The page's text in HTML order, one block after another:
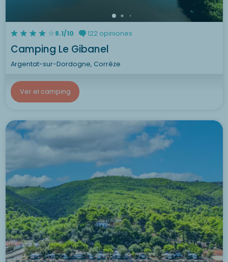
8.1/10 122 opiniones
Camping Le Gibanel
Argentat-sur-Dordogne, Corrèze
Ver el camping